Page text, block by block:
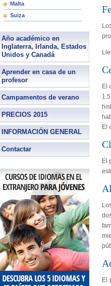
Malta
Suiza
Año académico en
Inglaterra, Irlanda, Estados
Unidos y Canadá
Aprender en casa de un
profesor
Campamentos de verano
PRECIOS 2015
INFORMACIÓN GENERAL
Contactar
El
El
El
El